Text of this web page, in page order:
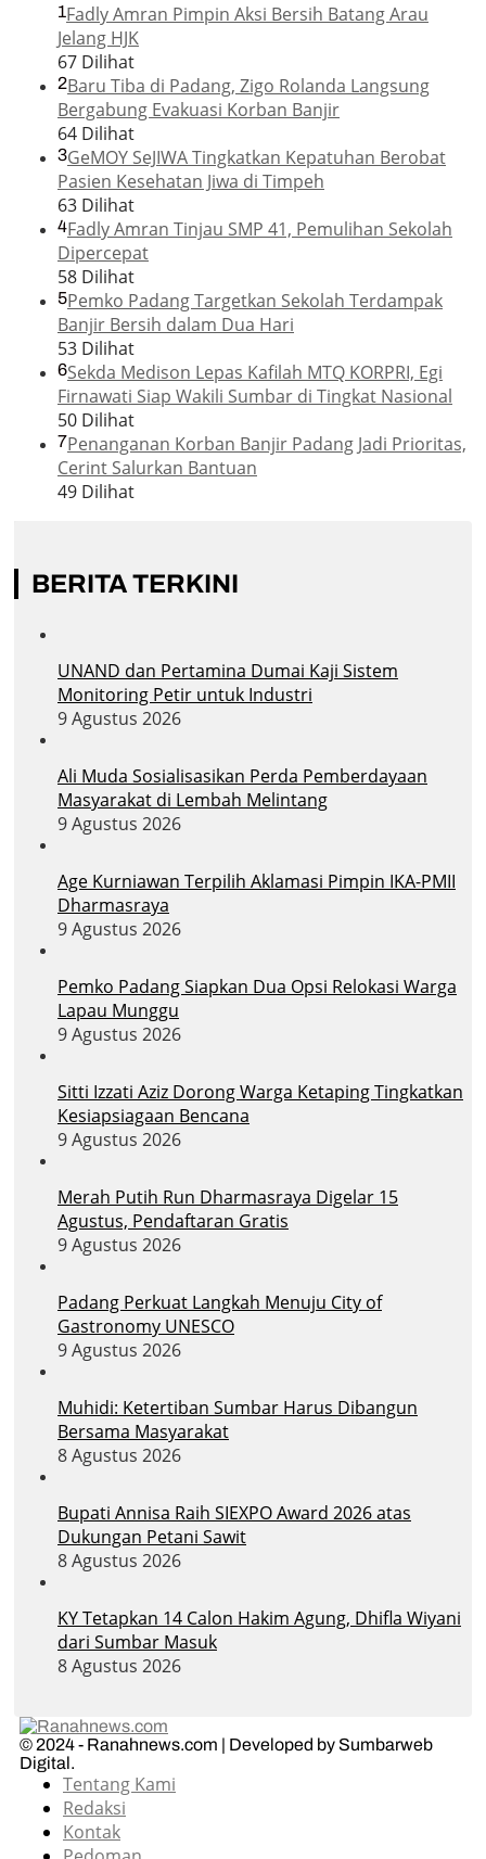
1Fadly Amran Pimpin Aksi Bersih Batang Arau
Jelang HJK
67 Dilihat
2Baru Tiba di Padang, Zigo Rolanda Langsung
Bergabung Evakuasi Korban Banjir
64 Dilihat
3GeMOY SeJIWA Tingkatkan Kepatuhan Berobat
Pasien Kesehatan Jiwa di Timpeh
63 Dilihat
4Fadly Amran Tinjau SMP 41, Pemulihan Sekolah
Dipercepat
58 Dilihat
5Pemko Padang Targetkan Sekolah Terdampak
Banjir Bersih dalam Dua Hari
53 Dilihat
6Sekda Medison Lepas Kafilah MTQ KORPRI, Egi
Firnawati Siap Wakili Sumbar di Tingkat Nasional
50 Dilihat
7Penanganan Korban Banjir Padang Jadi Prioritas,
Cerint Salurkan Bantuan
49 Dilihat
BERITA TERKINI
UNAND dan Pertamina Dumai Kaji Sistem
Monitoring Petir untuk Industri
9 Agustus 2026
Ali Muda Sosialisasikan Perda Pemberdayaan
Masyarakat di Lembah Melintang
9 Agustus 2026
Age Kurniawan Terpilih Aklamasi Pimpin IKA-PMII
Dharmasraya
9 Agustus 2026
Pemko Padang Siapkan Dua Opsi Relokasi Warga
Lapau Munggu
9 Agustus 2026
Sitti Izzati Aziz Dorong Warga Ketaping Tingkatkan
Kesiapsiagaan Bencana
9 Agustus 2026
Merah Putih Run Dharmasraya Digelar 15
Agustus, Pendaftaran Gratis
9 Agustus 2026
Padang Perkuat Langkah Menuju City of
Gastronomy UNESCO
9 Agustus 2026
Muhidi: Ketertiban Sumbar Harus Dibangun
Bersama Masyarakat
8 Agustus 2026
Bupati Annisa Raih SIEXPO Award 2026 atas
Dukungan Petani Sawit
8 Agustus 2026
KY Tetapkan 14 Calon Hakim Agung, Dhifla Wiyani
dari Sumbar Masuk
8 Agustus 2026
© 2024 - Ranahnews.com | Developed by Sumbarweb
Digital.
Tentang Kami
Redaksi
Kontak